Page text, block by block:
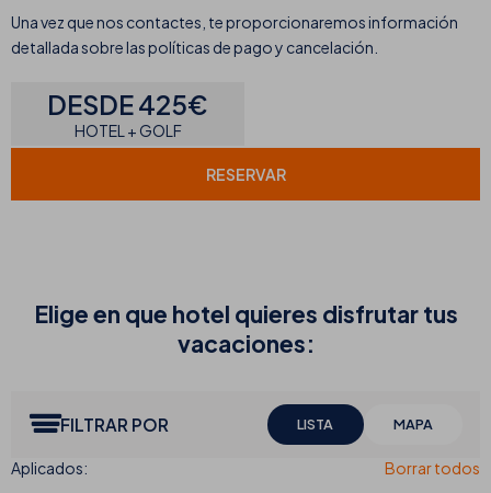
Una vez que nos contactes, te proporcionaremos información
detallada sobre las políticas de pago y cancelación.
DESDE 425€
HOTEL + GOLF
RESERVAR
Elige en que hotel quieres disfrutar tus
vacaciones:
FILTRAR POR LISTA MAPA